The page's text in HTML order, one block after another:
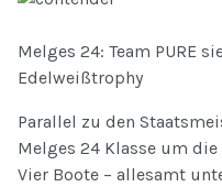
Melges 24: Team PURE
Edelweißtrophy
Parallel zu den
Melges 24 Klasse um
Vier Boote – allesamt